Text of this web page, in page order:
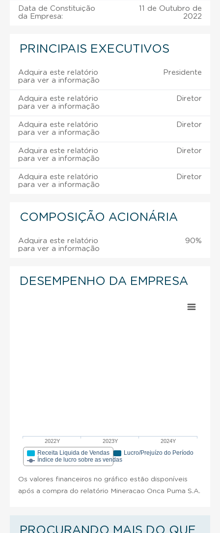
Data de Constituição
da Empresa:
11 de Outubro de
2022
PRINCIPAIS EXECUTIVOS
Adquira este relatório
para ver a informação
Presidente
Adquira este relatório
para ver a informação
Diretor
Adquira este relatório
para ver a informação
Diretor
Adquira este relatório
para ver a informação
Diretor
Adquira este relatório
para ver a informação
Diretor
COMPOSIÇÃO ACIONÁRIA
Adquira este relatório
para ver a informação
90%
DESEMPENHO DA EMPRESA
2022Y 2023Y 2024Y
Receita Liquida de Vendas
Lucro/Prejuízo do Período
Índice de lucro sobre as vendas
Os valores financeiros no gráfico estão disponíveis
após a compra do relatório Mineracao Onca Puma S.A.
PROCURANDO MAIS DO QUE